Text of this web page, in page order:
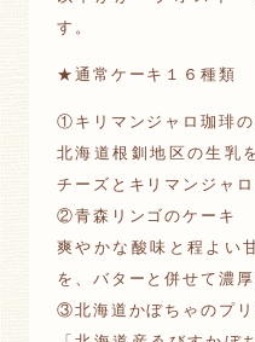
す。
★通常ケーキ１６種類
①キリマンジャロ珈琲の
北海道根釧地区の生乳
チーズとキリマンジャ
②青森リンゴのケーキ
爽やかな酸味と程よい
を、バターと併せて濃
③北海道かぼちゃのプリ